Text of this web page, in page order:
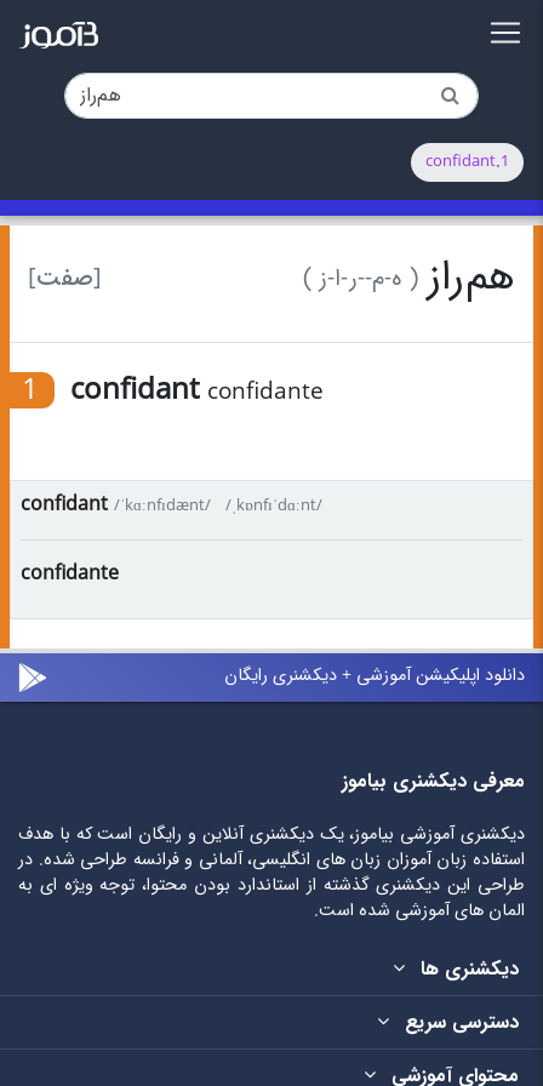
1.confidant
[صفت] هم‌راز ( ه-م-‌-ر-ا-ز )
1 confidant confidante
confidant /ˈkɑːnfɪdænt/ /ˌkɒnfɪˈdɑːnt/
confidante
دانلود اپلیکیشن آموزشی + دیکشنری رایگان
معرفی دیکشنری بیاموز
دیکشنری آموزشی بیاموز، یک دیکشنری آنلاین و رایگان است که با هدف
استفاده زبان آموزان زبان های انگلیسی، آلمانی و فرانسه طراحی شده. در
طراحی این دیکشنری گذشته از استاندارد بودن محتوا، توجه ویژه ای به
المان های آموزشی شده است.
دیکشنری ها
دسترسی سریع
محتوای آموزشی